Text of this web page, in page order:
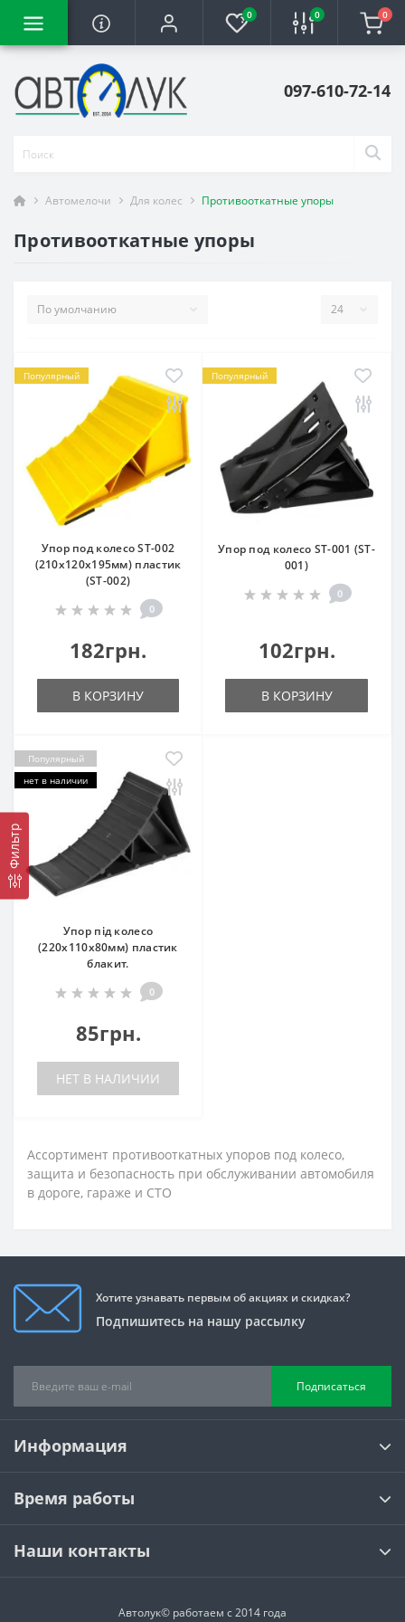
0 0 0
097-610-72-14
Автомелочи Для колес Противооткатные упоры
Противооткатные упоры
Фильтр
Популярный
Упор под колесо ST-002
(210x120x195мм) пластик
(ST-002)
0
182грн.
В КОРЗИНУ
Популярный
Упор под колесо ST-001 (ST-
001)
0
102грн.
В КОРЗИНУ
Популярный
нет в наличии
Упор під колесо
(220x110x80мм) пластик
блакит.
0
85грн.
НЕТ В НАЛИЧИИ
Ассортимент противооткатных упоров под колесо,
защита и безопасность при обслуживании автомобиля
в дороге, гараже и СТО
Хотите узнавать первым об акциях и скидках?
Подпишитесь на нашу рассылку
Подписаться
Информация
Время работы
Наши контакты
Автолук© работаем с 2014 года